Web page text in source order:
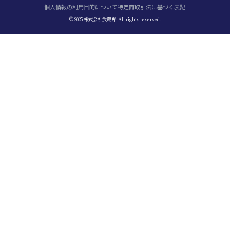
個人情報の利用目的について特定商取引法に基づく表記
© 2025 株式会社武蔵野. All rights reserved.